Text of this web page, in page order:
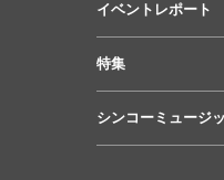
イベントレポート
特集
シンコーミュージ